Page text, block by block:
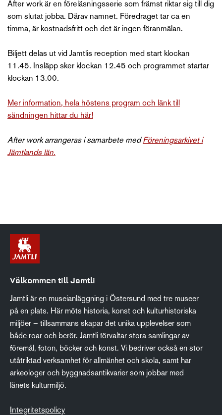
After work är en föreläsningsserie som främst riktar sig till dig
som slutat jobba. Därav namnet. Föredraget tar ca en
timma, är kostnadsfritt och det är ingen föranmälan.
Biljett delas ut vid Jamtlis reception med start klockan
11.45. Insläpp sker klockan 12.45 och programmet startar
klockan 13.00.
Mer information, hela höstens program och länk till
sändningen hittar du här!
After work arrangeras i samarbete medFöreningsarkivet i
Jämtlands län.
Välkommen till Jamtli
Jamtli är en museianläggning i Östersund med tre museer
på en plats. Här möts historia, konst och kulturhistoriska
miljöer – tillsammans skapar det unika upplevelser som
både roar och berör. Jamtli förvaltar stora samlingar av
föremål, foton, böcker och konst. Vi bedriver också en stor
utåtriktad verksamhet för allmänhet och skola, samt har
arkeologer och byggnadsantikvarier som jobbar med
länets kulturmiljö.
Integritetspolicy